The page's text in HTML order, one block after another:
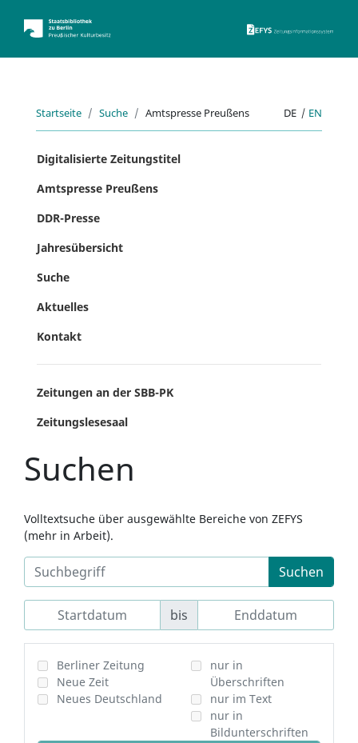
Startseite Suche Amtspresse Preußens DE | EN
Digitalisierte Zeitungstitel
Amtspresse Preußens
DDR-Presse
Jahresübersicht
Suche
Aktuelles
Kontakt
Zeitungen an der SBB-PK
Zeitungslesesaal
Suchen
Volltextsuche über ausgewählte Bereiche von ZEFYS
(mehr in Arbeit).
Suchen
bis
Berliner Zeitung
Neue Zeit
Neues Deutschland
nur in
Überschriften
nur im Text
nur in
Bildunterschriften